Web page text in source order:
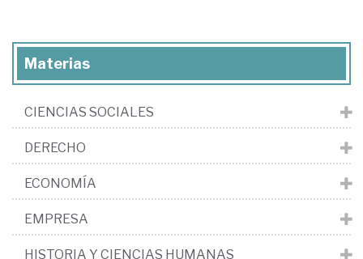
Materias
CIENCIAS SOCIALES
DERECHO
ECONOMÍA
EMPRESA
HISTORIA Y CIENCIAS HUMANAS